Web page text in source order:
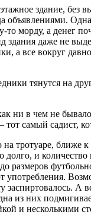
здание,
объявлениями.
то морду, а
здания даже не
а все вокруг
тянутся на
ни в чем не
самый садист,
тротуаре,
долго, и
размеров
употребления.
заспиртовалось. А
из них
и несколькими